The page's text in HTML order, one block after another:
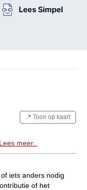
📍 Toon op kaart
Lees meer..
iets anders nodig
of het